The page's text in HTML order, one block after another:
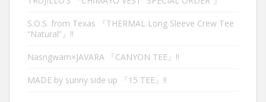
S.O.S. from Texas 『THERMAL Long Sleeve Crew Tee
“Natural”』‼︎
Nasngwam×JAVARA 『CANYON TEE』‼︎
MADE by sunny side up 『15 TEE』‼︎